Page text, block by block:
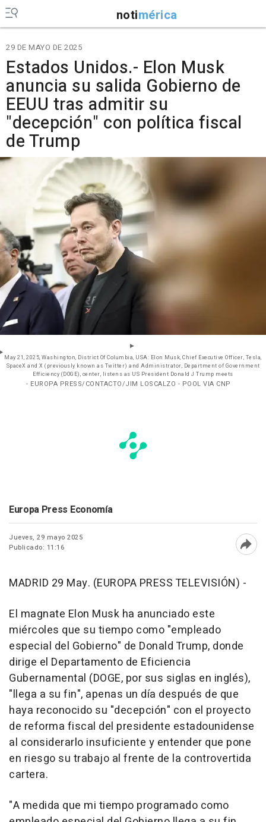
notimérica
29 DE MAYO DE 2025
Estados Unidos.- Elon Musk
anuncia su salida Gobierno de
EEUU tras admitir su
"decepción" con política fiscal
de Trump
May 21, 2025, Washington, District Of Columbia, USA: Elon Musk, Chief Executive Officer, Tesla,
SpaceX and X (previously known as Twitter) and Administrator, Department of Government
Efficiency (DOGE), center, listens as US President Donald J Trump meets
- EUROPA PRESS/CONTACTO/JIM LOSCALZO - POOL VIA CNP
Europa Press Economía
Jueves, 29 mayo 2025
Publicado: 11:16
MADRID 29 May. (EUROPA PRESS TELEVISIÓN) -
El magnate Elon Musk ha anunciado este
miércoles que su tiempo como "empleado
especial del Gobierno" de Donald Trump, donde
dirige el Departamento de Eficiencia
Gubernamental (DOGE, por sus siglas en inglés),
"llega a su fin", apenas un día después de que
haya reconocido su "decepción" con el proyecto
de reforma fiscal del presidente estadounidense
al considerarlo insuficiente y entender que pone
en riesgo su trabajo al frente de la controvertida
cartera.
"A medida que mi tiempo programado como